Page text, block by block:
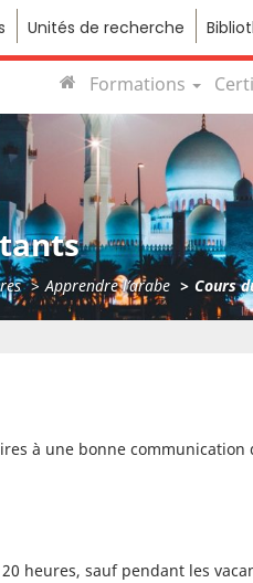
Unités de recherche
Formations
Apprendre l’arabe Cours
à une bonne
heures, sauf pendant les